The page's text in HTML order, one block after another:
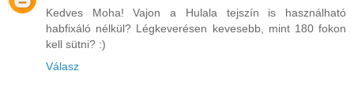
Kedves Moha! Vajon a Hulala tejszín is használható
habfixáló nélkül? Légkeverésen kevesebb, mint 180 fokon
kell sütni? :)
Válasz